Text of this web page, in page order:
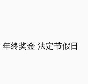
年终奖金 法定节假日